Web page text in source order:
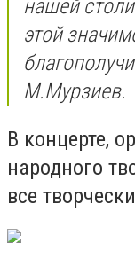
нашей
этой
М.Мурзиев.
В концерте,
народного
все